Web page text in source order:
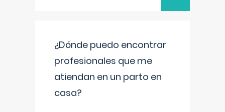
¿Dónde puedo encontrar
profesionales que me
atiendan en un parto en
casa?